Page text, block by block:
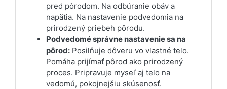
pred pôrodom. Na odbúranie obáv a
napätia. Na nastavenie podvedomia na
prirodzený priebeh pôrodu.
Podvedomé správne nastavenie sa na
pôrod: Posilňuje dôveru vo vlastné telo.
Pomáha prijímať pôrod ako prirodzený
proces. Pripravuje myseľ aj telo na
vedomú, pokojnejšiu skúsenosť.